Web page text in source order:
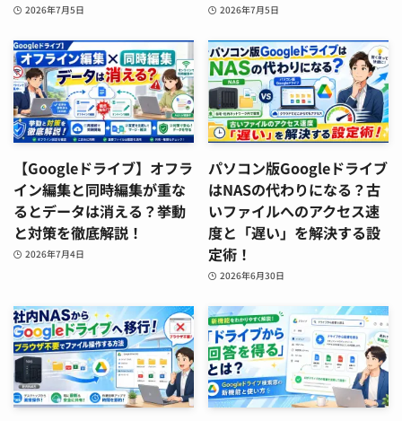
2026年7月5日 2026年7月5日
【Googleドライブ】オフラ
イン編集と同時編集が重な
るとデータは消える？挙動
と対策を徹底解説！
2026年7月4日
パソコン版Googleドライブ
はNASの代わりになる？古
いファイルへのアクセス速
度と「遅い」を解決する設
定術！
2026年6月30日